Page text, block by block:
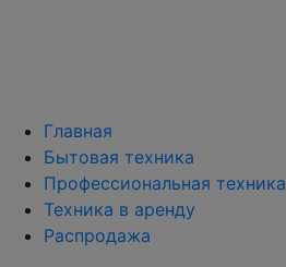
Главная
Бытовая техника
Профессиональная техника
Техника в аренду
Распродажа